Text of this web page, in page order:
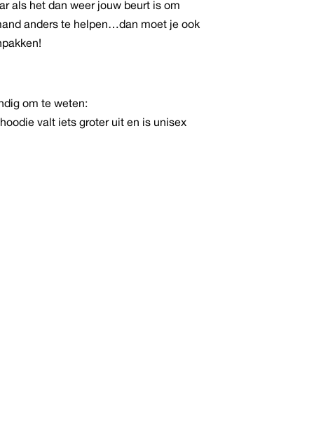
als het dan weer jouw beurt is om
anders te helpen…dan moet je ook
om te weten:
valt iets groter uit en is unisex